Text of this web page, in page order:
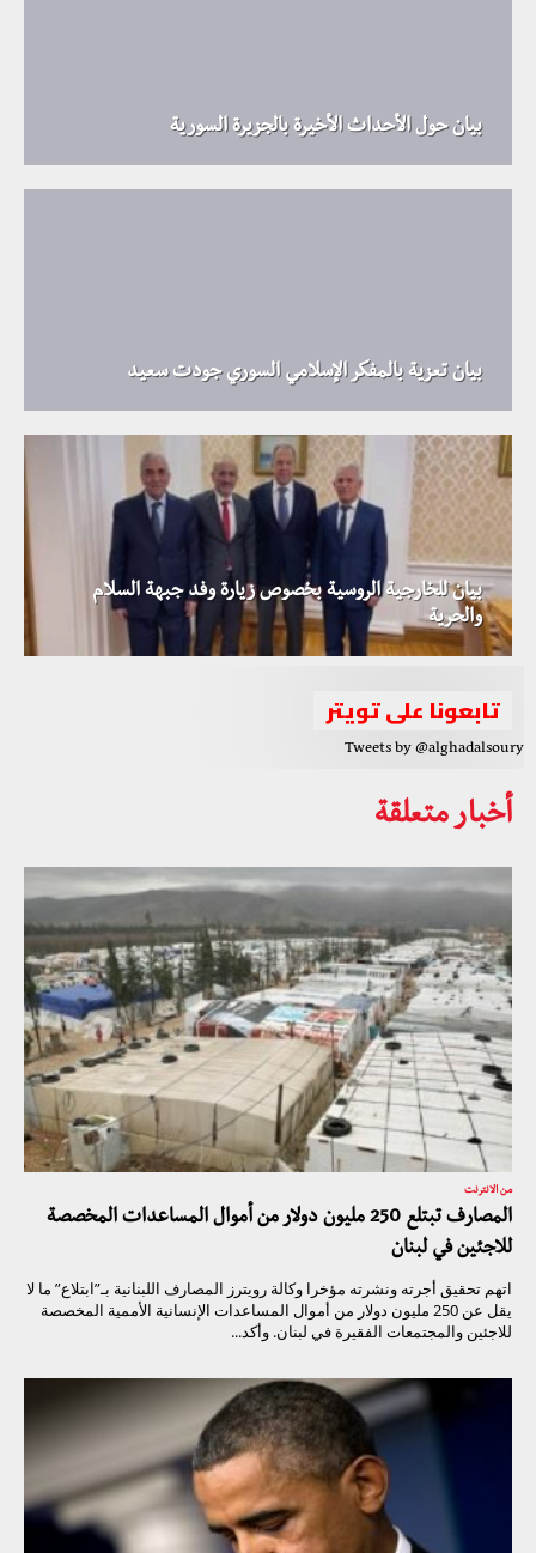
بيان حول الأحداث الأخيرة بالجزيرة السورية
بيان تعزية بالمفكر الإسلامي السوري جودت سعيد
بيان للخارجية الروسية بخصوص زيارة وفد جبهة السلام
والحرية
تابعونا على تويتر
Tweets by @alghadalsoury
أخبار متعلقة
من الانترنت
المصارف تبتلع 250 مليون دولار من أموال المساعدات المخصصة
للاجئين في لبنان
اتهم تحقيق أجرته ونشرته مؤخرا وكالة رويترز المصارف اللبنانية بـ”ابتلاع” ما لا
يقل عن 250 مليون دولار من أموال المساعدات الإنسانية الأممية المخصصة
للاجئين والمجتمعات الفقيرة في لبنان. وأكد...